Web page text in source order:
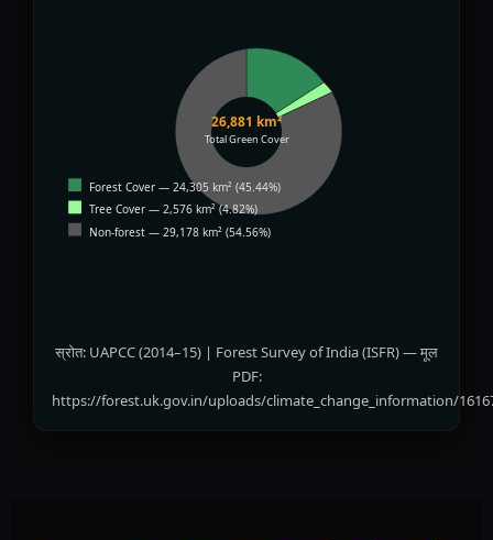
26,881 km²
Total Green Cover
Forest Cover — 24,305 km² (45.44%)
Tree Cover — 2,576 km² (4.82%)
Non-forest — 29,178 km² (54.56%)
स्रोत: UAPCC (2014–15) | Forest Survey of India (ISFR) — मूल
PDF:
https://forest.uk.gov.in/uploads/climate_change_information/